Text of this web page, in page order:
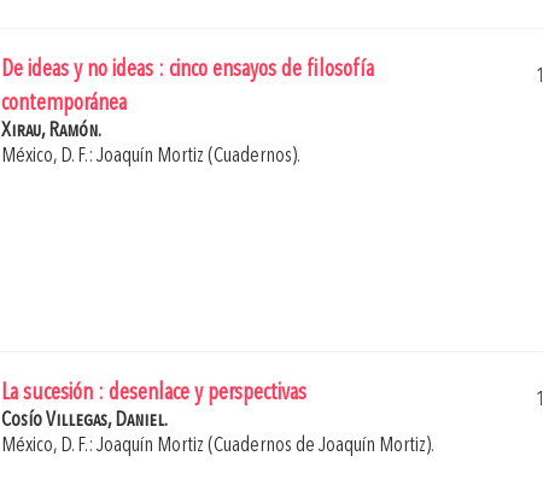
De ideas y no ideas : cinco ensayos de filosofía
contemporánea
Xirau, Ramón.
México, D. F.: Joaquín Mortiz (Cuadernos).
La sucesión : desenlace y perspectivas
Cosío Villegas, Daniel.
México, D. F.: Joaquín Mortiz (Cuadernos de Joaquín Mortiz).